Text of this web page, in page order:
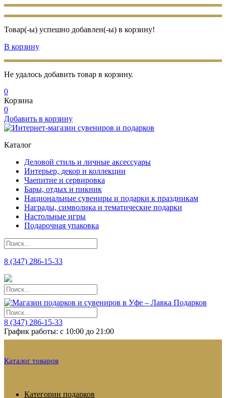
Товар(-ы) успешно добавлен(-ы) в корзину!
В корзину
Не удалось добавить товар в корзину.
0
Корзина
0
Добавить в корзину
Каталог
Деловой стиль и личные аксессуары
Интерьер, декор и коллекции
Чаепитие и сервировка
Бары, отдых и пикник
Национальные сувениры и подарки к праздникам
Награды, символика и тематические подарки
Настольные игры
Подарочная упаковка
8 (347) 286-15-33
8 (347) 286-15-33
График работы: с 10:00 до 21:00
Каталог товаров
Категории подарков